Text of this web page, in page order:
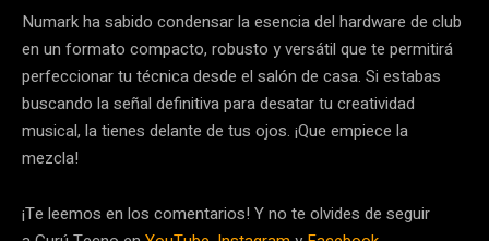
Numark ha sabido condensar la esencia del hardware de club
en un formato compacto, robusto y versátil que te permitirá
perfeccionar tu técnica desde el salón de casa. Si estabas
buscando la señal definitiva para desatar tu creatividad
musical, la tienes delante de tus ojos. ¡Que empiece la
mezcla!
¡Te leemos en los comentarios! Y no te olvides de seguir